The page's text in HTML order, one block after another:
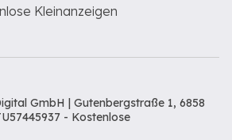
Kleinanzeigen
GmbH | Gutenbergstraße 1, 6858
- Kostenlose